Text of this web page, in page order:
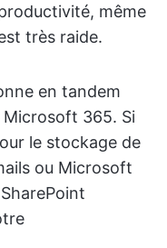
même
très raide.
en tandem
365. Si
le stockage de
ou Microsoft